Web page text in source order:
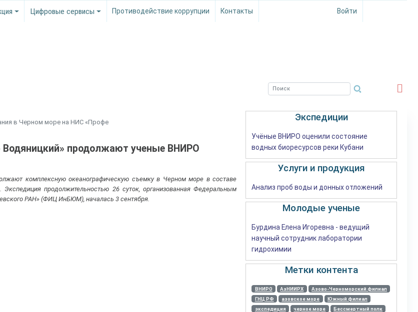
Цифровые сервисы Противодействие коррупции Контакты Войти
в Черном море на НИС «Профе
Водяницкий» продолжают ученые ВНИРО
комплексную океанографическую съемку в Черном море в составе
продолжительностью 26 суток, организованная Федеральным
РАН» (ФИЦ ИнБЮМ), началась 3 сентября.
Экспедиции
Учёные ВНИРО оценили состояние
водных биоресурсов реки Кубани
Услуги и продукция
Анализ проб воды и донных отложений
Молодые ученые
Бурдина Елена Игоревна - ведущий
научный сотрудник лаборатории
гидрохимии
Метки контента
ВНИРО АзНИИРХ
Азово-Черноморский филиал
ГНЦ РФ
азовское море
Южный филиал
экспедиция
черное море
Бессмертный полк